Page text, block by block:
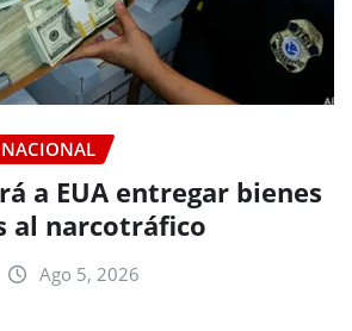
NACIONAL
a EUA entregar bienes
al narcotráfico
Ago 5, 2026